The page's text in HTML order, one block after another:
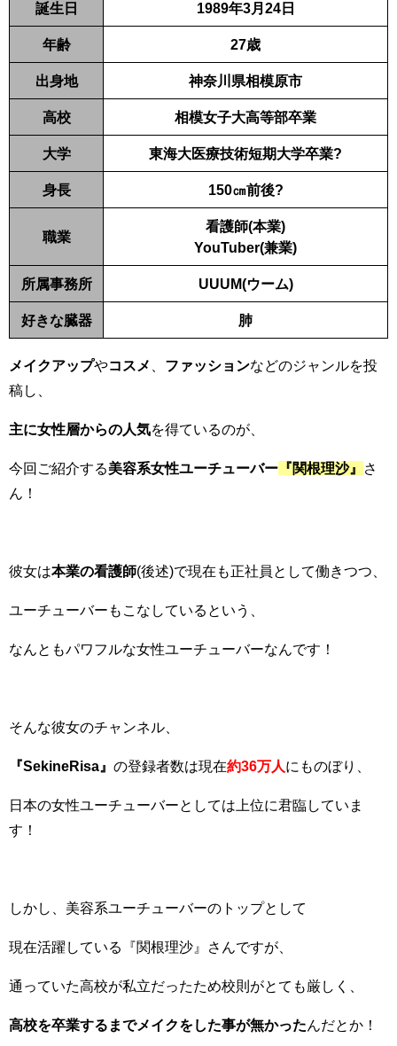
誕生日 1989年3月24日
年齢 27歳
出身地 神奈川県相模原市
高校 相模女子大高等部卒業
大学 東海大医療技術短期大学卒業?
身長 150㎝前後?
職業
看護師(本業)
YouTuber(兼業)
所属事務所 UUUM(ウーム)
好きな臓器 肺
メイクアップやコスメ ファッションなどのジャンルを投
稿し、
主に女性層からの人気を得ているのが、
今回ご紹介する美容系女性ユーチューバー 『関根理沙』
さ
ん！
彼女は本業の看護師(後述)で現在も正社員として働きつつ、
ユーチューバーもこなしているという、
なんともパワフルな女性ユーチューバーなんです！
そんな彼女のチャンネル、
『SekineRisa』 の登録者数は現在約36万人 にものぼり、
日本の女性ユーチューバーとしては上位に君臨していま
す！
しかし、美容系ユーチューバーのトップとして
現在活躍している『関根理沙』さんですが、
通っていた高校が私立だったため校則がとても厳しく、
高校を卒業するまでメイクをした事が無かったんだとか！